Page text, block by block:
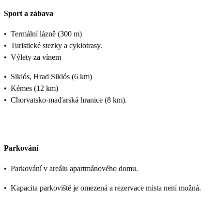
Sport a zábava
• Termální lázně (300 m)
• Turistické stezky a cyklotrasy.
• Výlety za vínem
• Siklós, Hrad Siklós (6 km)
• Kémes (12 km)
• Chorvatsko-maďarská hranice (8 km).
Parkování
• Parkování v areálu apartmánového domu.
• Kapacita parkoviště je omezená a rezervace místa není možná.